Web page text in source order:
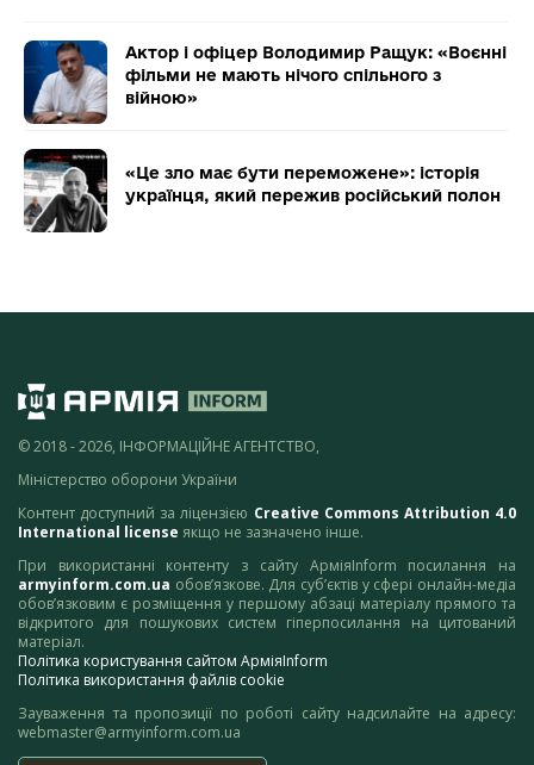
Актор і офіцер Володимир Ращук: «Воєнні
фільми не мають нічого спільного з
війною»
«Це зло має бути переможене»: історія
українця, який пережив російський полон
© 2018 - 2026, ІНФОРМАЦІЙНЕ АГЕНТСТВО,
Міністерство оборони України
Контент доступний за ліцензією Creative Commons Attribution 4.0
International license якщо не зазначено інше.
При використанні контенту з сайту АрміяInform посилання на
armyinform.com.ua обов’язкове. Для суб’єктів у сфері онлайн-медіа
обов’язковим є розміщення у першому абзаці матеріалу прямого та
відкритого для пошукових систем гіперпосилання на цитований
матеріал.
Політика користування сайтом АрміяInform
Політика використання файлів cookie
Зауваження та пропозиції по роботі сайту надсилайте на адресу:
webmaster@armyinform.com.ua